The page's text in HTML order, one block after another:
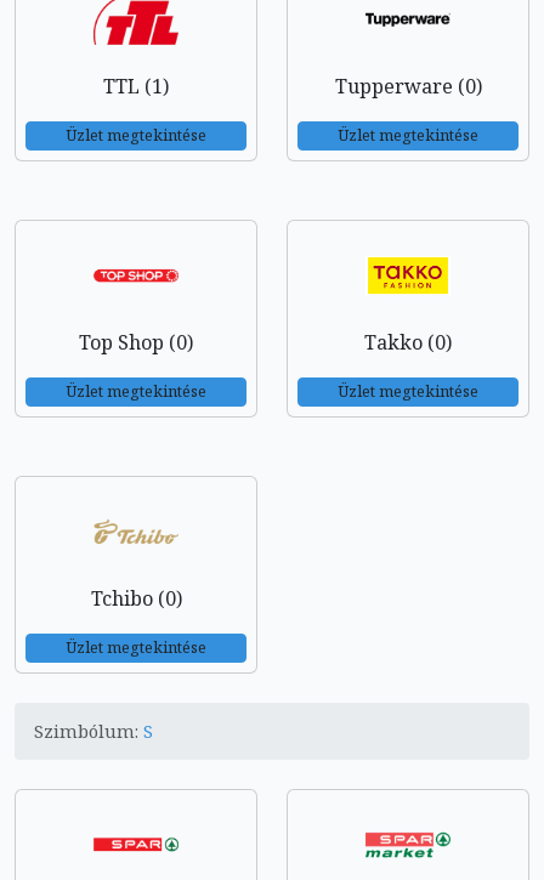
TTL (1)
Üzlet megtekintése
Tupperware (0)
Üzlet megtekintése
Top Shop (0)
Üzlet megtekintése
Takko (0)
Üzlet megtekintése
Tchibo (0)
Üzlet megtekintése
Szimbólum: S